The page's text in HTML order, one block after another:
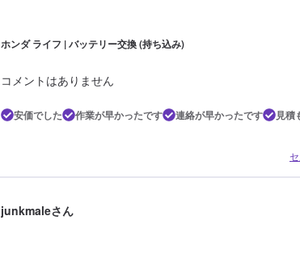
ホンダ ライフ | バッテリー交換 (持ち込み)
コメントはありません
安価でした 作業が早かったです 連絡が早かったです 見積
junkmaleさん